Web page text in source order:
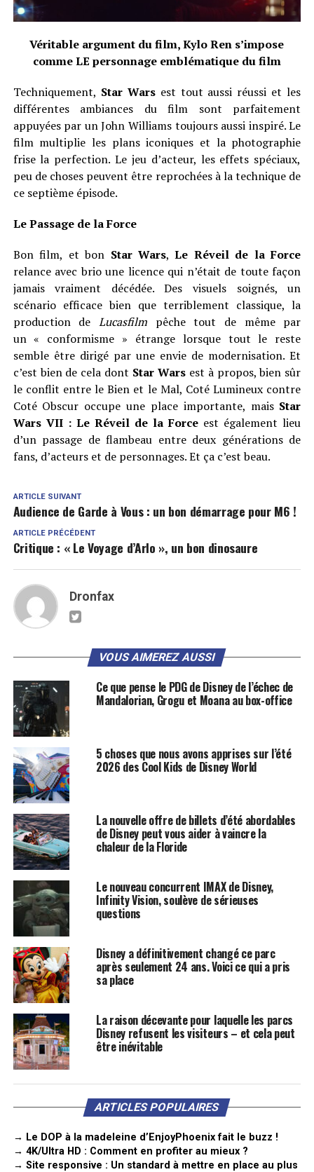
Véritable argument du film, Kylo Ren s’impose
comme LE personnage emblématique du film
Techniquement, Star Warsest tout aussi réussi et les
différentes ambiances du film sont parfaitement
appuyées par un John Williams toujours aussi inspiré. Le
film multiplie les plans iconiques et la photographie
frise la perfection. Le jeu d’acteur, les effets spéciaux,
peu de choses peuvent être reprochées à la technique de
ce septième épisode.
Le Passage de la Force
Bon film, et bon Star Wars,Le Réveil de la Force
relance avec brio une licence qui n’était de toute façon
jamais vraiment décédée. Des visuels soignés, un
scénario efficace bien que terriblement classique, la
production de Lucasfilm pêche tout de même par
un « conformisme » étrange lorsque tout le reste
semble être dirigé par une envie de modernisation. Et
c’est bien de cela dont Star Warsest à propos, bien sûr
le conflit entre le Bien et le Mal, Coté Lumineux contre
Coté Obscur occupe une place importante, mais Star
Wars VII : Le Réveil de la Force est également lieu
d’un passage de flambeau entre deux générations de
fans, d’acteurs et de personnages. Et ça c’est beau.
ARTICLE SUIVANT
Audience de Garde à Vous : un bon démarrage pour M6 !
ARTICLE PRÉCÉDENT
Critique : « Le Voyage d’Arlo », un bon dinosaure
Dronfax
VOUS AIMEREZ AUSSI
Ce que pense le PDG de Disney de l’échec de
Mandalorian, Grogu et Moana au box-office
5 choses que nous avons apprises sur l’été
2026 des Cool Kids de Disney World
La nouvelle offre de billets d’été abordables
de Disney peut vous aider à vaincre la
chaleur de la Floride
Le nouveau concurrent IMAX de Disney,
Infinity Vision, soulève de sérieuses
questions
Disney a définitivement changé ce parc
après seulement 24 ans. Voici ce qui a pris
sa place
La raison décevante pour laquelle les parcs
Disney refusent les visiteurs – et cela peut
être inévitable
ARTICLES POPULAIRES
→ Le DOP à la madeleine d’EnjoyPhoenix fait le buzz !
→ 4K/Ultra HD : Comment en profiter au mieux ?
→ Site responsive : Un standard à mettre en place au plus